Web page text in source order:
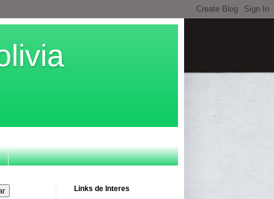
Links de Interes